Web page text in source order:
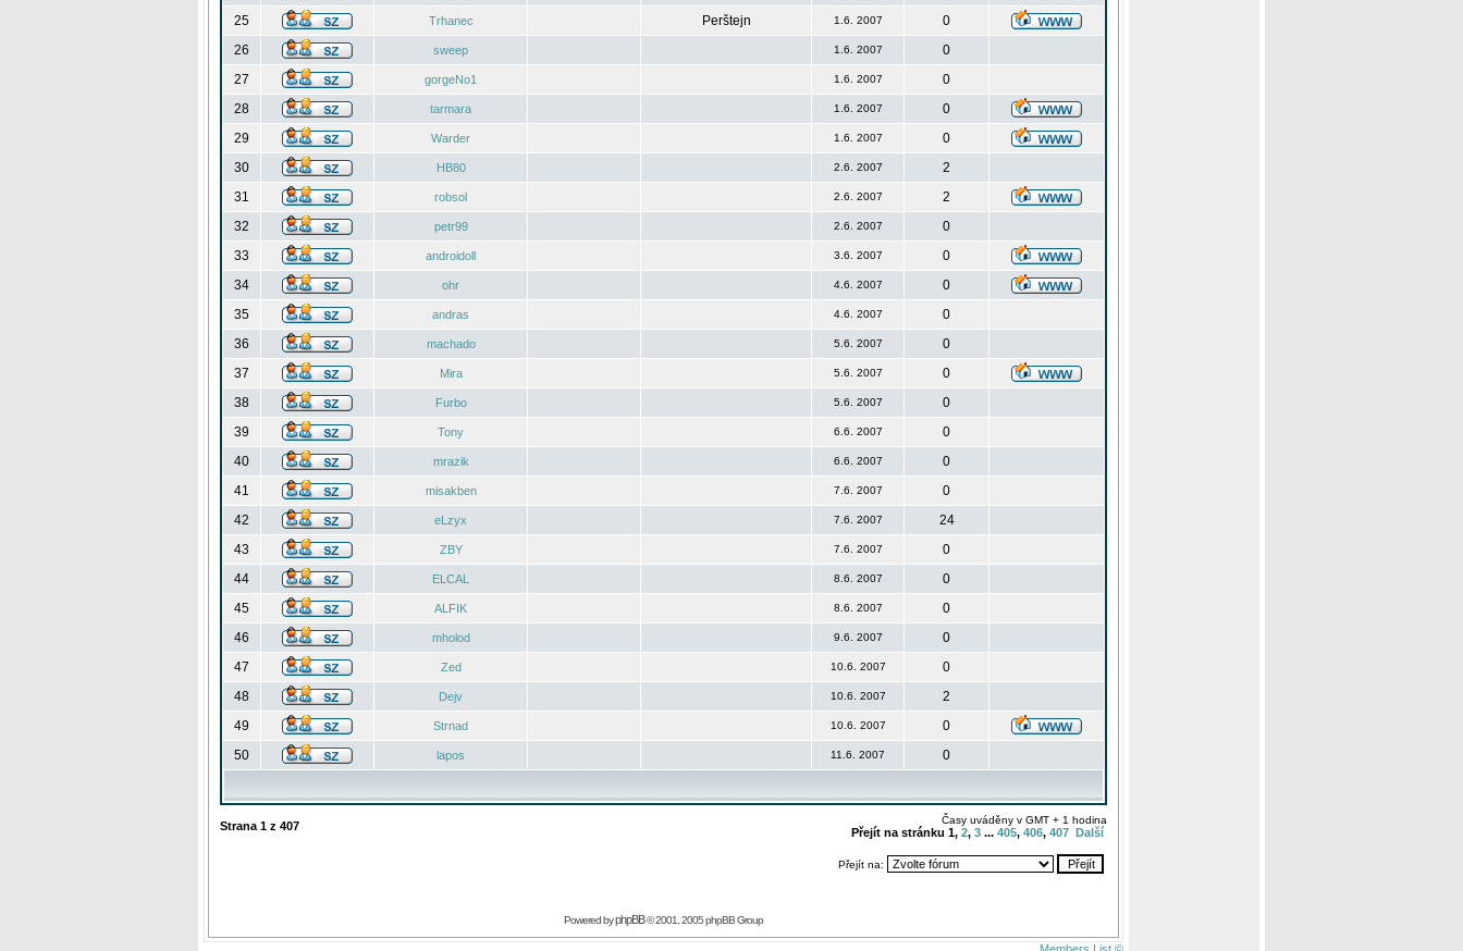
25
Trhanec Perštejn 1.6. 2007
0
26
sweep 1.6. 2007
0
27
gorgeNo1 1.6. 2007
0
28
tarmara 1.6. 2007
0
29
Warder 1.6. 2007
0
30
HB80 2.6. 2007
2
31
robsol 2.6. 2007
2
32
petr99 2.6. 2007
0
33
androidoll 3.6. 2007
0
34
ohr 4.6. 2007
0
35
andras 4.6. 2007
0
36
machado 5.6. 2007
0
37
Mira 5.6. 2007
0
38
Furbo 5.6. 2007
0
39
Tony 6.6. 2007
0
40
mrazik 6.6. 2007
0
41
misakben 7.6. 2007
0
42
eLzyx 7.6. 2007
24
43
ZBY 7.6. 2007
0
44
ELCAL 8.6. 2007
0
45
ALFIK 8.6. 2007
0
46
mholod 9.6. 2007
0
47
Zed 10.6. 2007
0
48
Dejv 10.6. 2007
2
49
Strnad 10.6. 2007
0
50
lapos 11.6. 2007 0
Strana 1 z 407 Časy uváděny v GMT + 1 hodina
Přejít na stránku 1, 2, 3 ... 405, 406, 407 Další
Přejít na:
Powered byphpBB© 2001, 2005 phpBB Group